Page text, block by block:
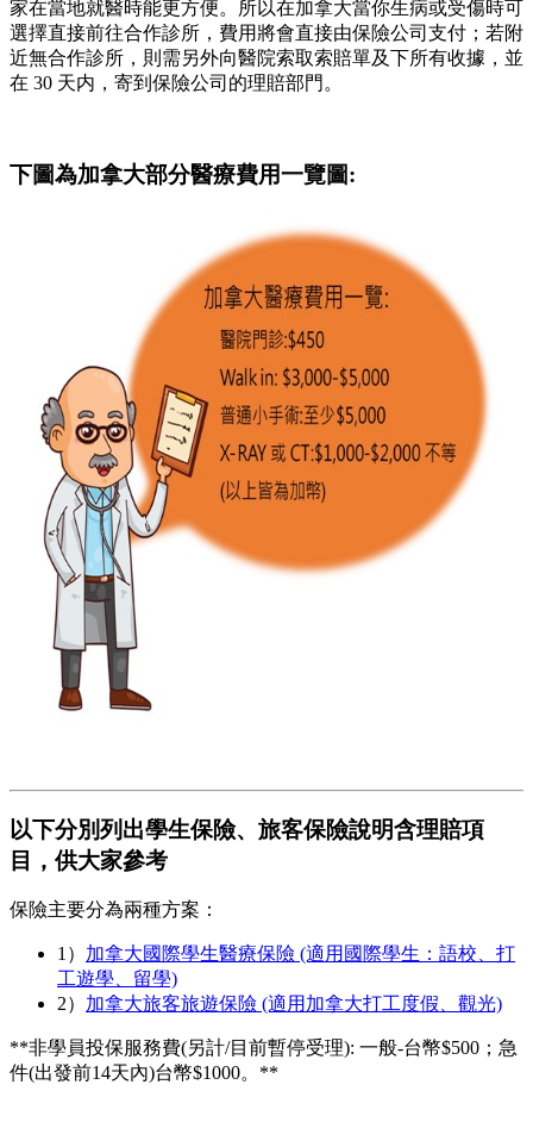
家在當地就醫時能更方便。所以在加拿大當你生病或受傷時可
選擇直接前往合作診所，費用將會直接由保險公司支付；若附
近無合作診所，則需另外向醫院索取索賠單及下所有收據，並
在 30 天内，寄到保險公司的理賠部門。
下圖為加拿大部分醫療費用一覽圖:
以下分別列出學生保險、旅客保險說明含理賠項
目，供大家參考
保險主要分為兩種方案：
1） 加拿大國際學生醫療保險 (適用國際學生：語校、打
工遊學、留學)
2） 加拿大旅客旅遊保險 (適用加拿大打工度假、觀光)
**非學員投保服務費(另計/目前暫停受理): 一般-台幣$500；急
件(出發前14天內)台幣$1000。**